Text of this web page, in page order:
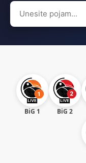
Search
for:
BiG 1 BiG 2